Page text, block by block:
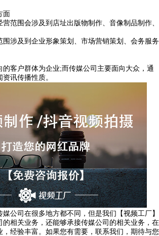
面
围会涉及到店址出版物制作、音像制品制作、
涉及到企业形象策划、市场营销策划、会务服务
客户群体为企业;而传媒公司主要面向大众，通
讯传播性质。
司在很多地方都不同，但是我们【视频工厂】
的相关业务，还能够承接传媒公司的相关业务，在
，经验丰富。如果您有需要，联系我们，期待与您